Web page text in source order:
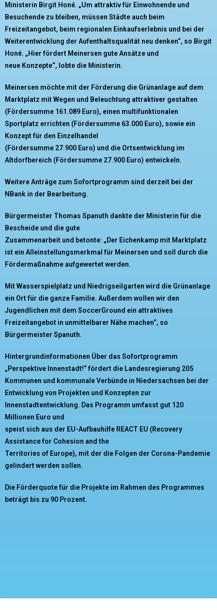
Ministerin Birgit Honé. „Um attraktiv für Einwohnende und
Besuchende zu bleiben, müssen Städte auch beim
Freizeitangebot, beim regionalen Einkaufserlebnis und bei der
Weiterentwicklung der Aufenthaltsqualität neu denken“, so Birgit
Honé. „Hier fördert Meinersen gute Ansätze und
neue Konzepte“, lobte die Ministerin.
Meinersen möchte mit der Förderung die Grünanlage auf dem
Marktplatz mit Wegen und Beleuchtung attraktiver gestalten
(Fördersumme 161.089 Euro), einen multifunktionalen
Sportplatz errichten (Fördersumme 63.000 Euro), sowie ein
Konzept für den Einzelhandel
(Fördersumme 27.900 Euro) und die Ortsentwicklung im
Altdorfbereich (Fördersumme 27.900 Euro) entwickeln.
Weitere Anträge zum Sofortprogramm sind derzeit bei der
NBank in der Bearbeitung.
Bürgermeister Thomas Spanuth dankte der Ministerin für die
Bescheide und die gute
Zusammenarbeit und betonte: „Der Eichenkamp mit Marktplatz
ist ein Alleinstellungsmerkmalfür Meinersen und soll durch die
Fördermaßnahme aufgewertet werden.
Mit Wasserspielplatz und Niedrigseilgarten wird die Grünanlage
ein Ort für die ganze Familie. Außerdem wollen wir den
Jugendlichen mit dem SoccerGround ein attraktives
Freizeitangebot in unmittelbarer Nähe machen“, so
Bürgermeister Spanuth.
Hintergrundinformationen Über das Sofortprogramm
„Perspektive Innenstadt!“ fördert die Landesregierung 205
Kommunen und kommunale Verbünde in Niedersachsen bei der
Entwicklung von Projekten und Konzepten zur
Innenstadtentwicklung. Das Programm umfasst gut 120
Millionen Euro und
speist sich aus der EU-Aufbauhilfe REACT EU (Recovery
Assistance for Cohesion and the
Territories of Europe), mit der die Folgen der Corona-Pandemie
gelindert werden sollen.
Die Förderquote für die Projekte im Rahmen des Programmes
beträgt bis zu 90 Prozent.